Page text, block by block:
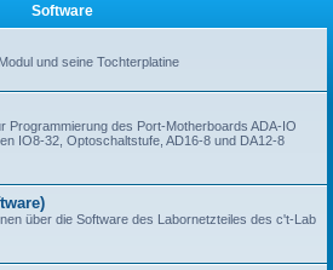
Software
und seine Tochterplatine
Programmierung des Port-Motherboards ADA-IO
IO8-32, Optoschaltstufe, AD16-8 und DA12-8
über die Software des Labornetzteiles des c't-Lab